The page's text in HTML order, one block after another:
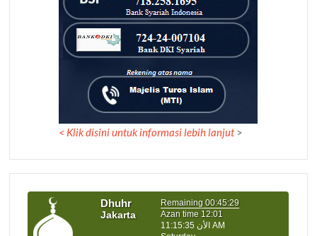
< Klik disini untuk informasi lebih lanjut>